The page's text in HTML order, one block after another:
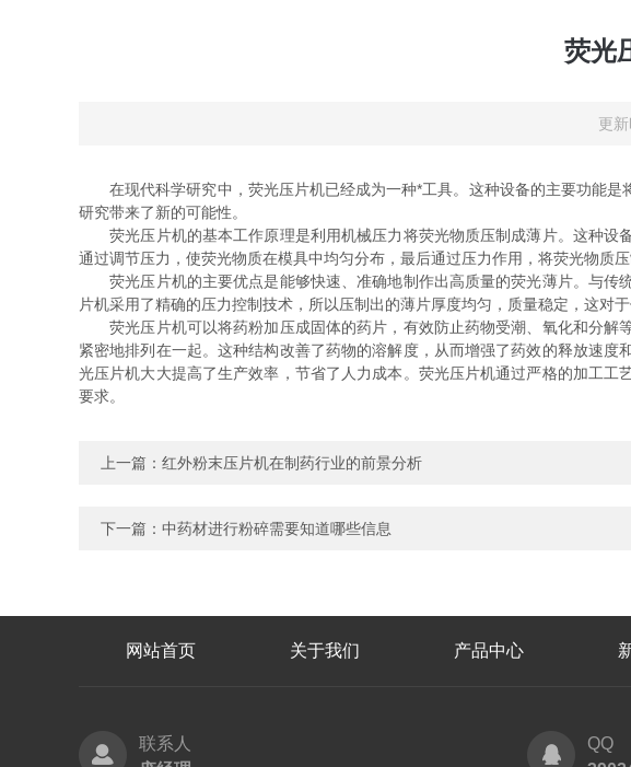
荧光
更
在现代科学研究中，荧光压片机已经成为一种*工具。这种设备的主要功能是
研究带来了新的可能性。
荧光压片机的基本工作原理是利用机械压力将荧光物质压制成薄片。这种设
通过调节压力，使荧光物质在模具中均匀分布，最后通过压力作用，将荧光物质压
荧光压片机的主要优点是能够快速、准确地制作出高质量的荧光薄片。与传
片机采用了精确的压力控制技术，所以压制出的薄片厚度均匀，质量稳定，这对
荧光压片机可以将药粉加压成固体的药片，有效防止药物受潮、氧化和分解
紧密地排列在一起。这种结构改善了药物的溶解度，从而增强了药效的释放速
光压片机大大提高了生产效率，节省了人力成本。荧光压片机通过严格的加工
要求。
上一篇： 红外粉末压片机在制药行业的前景分析
下一篇： 中药材进行粉碎需要知道哪些信息
网站首页 关于我们 产品中心
联系人
QQ